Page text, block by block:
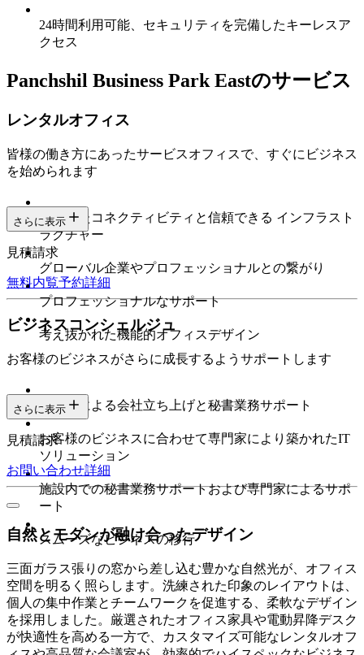
24時間利用可能、セキュリティを完備したキーレスア
クセス
Panchshil Business Park Eastのサービス
レンタルオフィス
皆様の働き方にあったサービスオフィスで、すぐにビジネス
を始められます
安定したコネクティビティと信頼できる インフラスト
ラクチャー
グローバル企業やプロフェッショナルとの繋がり
プロフェッショナルなサポート
考え抜かれた機能的オフィスデザイン
さらに表示
見積請求
無料内覧予約詳細
ビジネスコンシェルジュ
お客様のビジネスがさらに成長するようサポートします
専門家による会社立ち上げと秘書業務サポート
お客様のビジネスに合わせて専門家により築かれたIT
ソリューション
施設内での秘書業務サポートおよび専門家によるサポ
ート
スムーズなビジネスの移行
さらに表示
見積請求
お問い合わせ詳細
自然とモダンが融け合ったデザイン
三面ガラス張りの窓から差し込む豊かな自然光が、オフィス
空間を明るく照らします。洗練された印象のレイアウトは、
個人の集中作業とチームワークを促進する、柔軟なデザイン
を採用しました。厳選されたオフィス家具や電動昇降デスク
が快適性を高める一方で、カスタマイズ可能なレンタルオフ